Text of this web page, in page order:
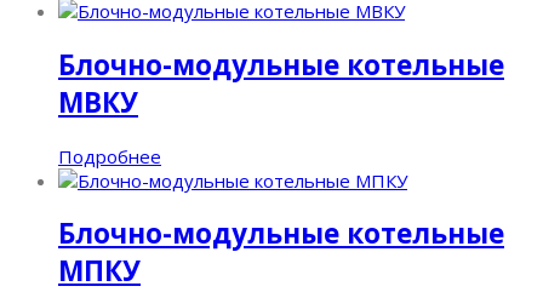
Блочно-модульные котельные
МВКУ
Подробнее
Блочно-модульные котельные
МПКУ